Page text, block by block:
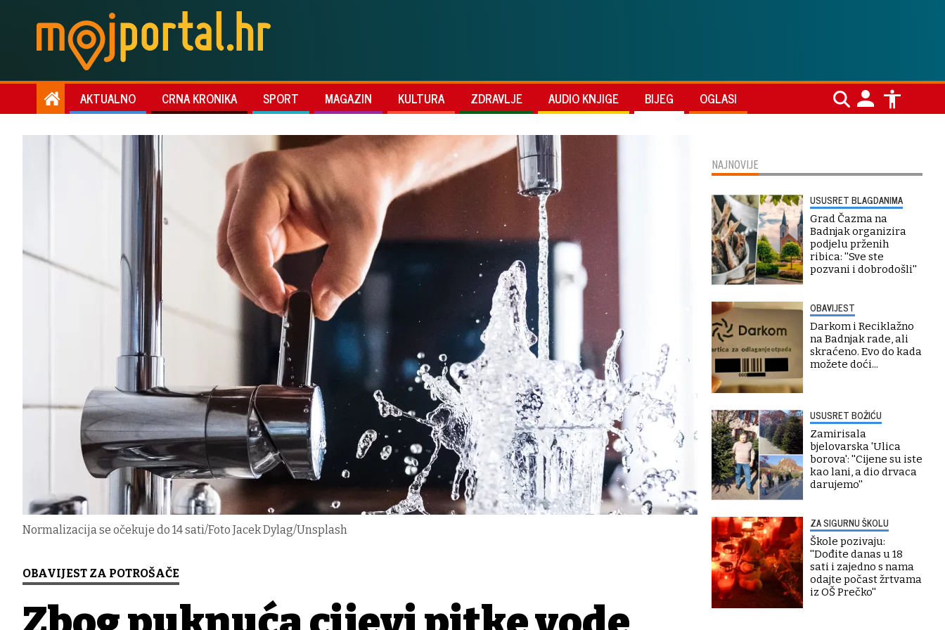
AKTUALNO CRNA KRONIKA SPORT MAGAZIN KULTURA ZDRAVLJE AUDIO KNJIGE BIJEG OGLASI
Normalizacija se očekuje do 14 sati/Foto Jacek Dylag/Unsplash
OBAVIJEST ZA POTROŠAČE
NAJNOVIJE
USUSRET BLAGDANIMA
Grad Čazma na
Badnjak organizira
podjelu prženih
ribica: ''Sve ste
pozvani i dobrodošli''
OBAVIJEST
Darkom i Reciklažno
na Badnjak rade, ali
skraćeno. Evo do kada
možete doći...
USUSRET BOŽIĆU
Zamirisala
bjelovarska 'Ulica
borova': ''Cijene su iste
kao lani, a dio drvaca
darujemo''
ZA SIGURNU ŠKOLU
Škole pozivaju:
''Dođite danas u 18
sati i zajedno s nama
odajte počast žrtvama
iz OŠ Prečko''